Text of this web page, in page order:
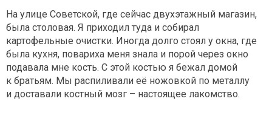
На улице Советской, где сейчас двухэтажный магазин,
была столовая. Я приходил туда и собирал
картофельные очистки. Иногда долго стоял у окна, где
была кухня, повариха меня знала и порой через окно
подавала мне кость. С этой костью я бежал домой
к братьям. Мы распиливали её ножовкой по металлу
и доставали костный мозг – настоящее лакомство.